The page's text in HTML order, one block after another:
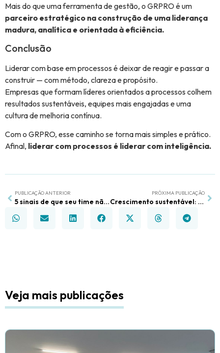
Mais do que uma ferramenta de gestão, o GRPRO é um
parceiro estratégico na construção de uma liderança
madura, analítica e orientada à eficiência.
Conclusão
Liderar com base em processos é deixar de reagir e passar a
construir — com método, clareza e propósito.
Empresas que formam líderes orientados a processos colhem
resultados sustentáveis, equipes mais engajadas e uma
cultura de melhoria contínua.
Com o GRPRO, esse caminho se torna mais simples e prático.
Afinal, liderar com processos é liderar com inteligência.
PUBLICAÇÃO ANTERIOR
5 sinais de que seu time não está preparado para a Black Friday
PRÓXIMA PUBLICAÇÃO
Crescimento sustentável: por que as empresas inteligentes confiam na gestão orientada por dados
Veja mais publicações